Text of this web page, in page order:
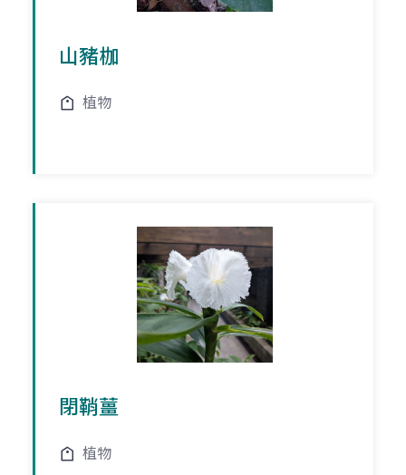
山豬枷
植物
閉鞘薑
植物